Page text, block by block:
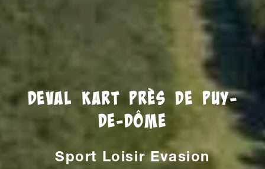
Deval kart près de Puy-
de-Dôme
Sport Loisir Evasion